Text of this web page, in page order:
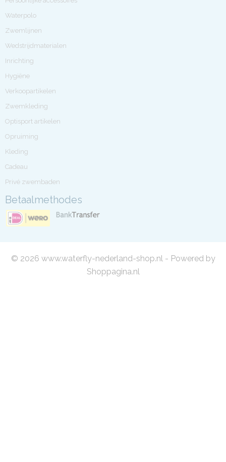
Waterpolo
Zwemlijnen
Wedstrijdmaterialen
Inrichting
Hygiëne
Verkoopartikelen
Zwemkleding
Optisport artikelen
Opruiming
Kleding
Cadeau
Privé zwembaden
Betaalmethodes
© 2026 www.waterfly-nederland-shop.nl - Powered by
Shoppagina.nl